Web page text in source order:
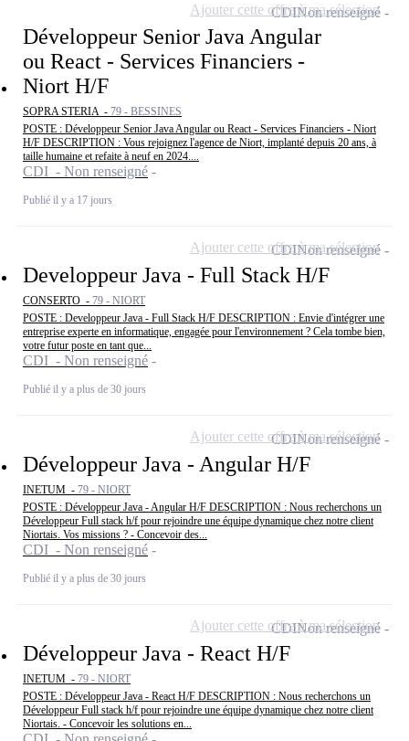
Développeur Senior Java Angular
ou React - Services Financiers -
Niort H/F
SOPRA STERIA - 79 - BESSINES
POSTE : Développeur Senior Java Angular ou React - Services Financiers - Niort
H/F DESCRIPTION : Vous rejoignez l'agence de Niort, implanté depuis 20 ans, à
taille humaine et refaite à neuf en 2024....
CDI - Non renseigné
Publié il y a 17 jours
CDINon renseigné
Ajouter cette offre à ma sélection
Developpeur Java - Full Stack H/F
CONSERTO - 79 - NIORT
POSTE : Developpeur Java - Full Stack H/F DESCRIPTION : Envie d'intégrer une
entreprise experte en informatique, engagée pour l'environnement ? Cela tombe bien,
votre futur poste en tant que...
CDI - Non renseigné
Publié il y a plus de 30 jours
CDINon renseigné
Ajouter cette offre à ma sélection
Développeur Java - Angular H/F
INETUM - 79 - NIORT
POSTE : Développeur Java - Angular H/F DESCRIPTION : Nous recherchons un
Développeur Full stack h/f pour rejoindre une équipe dynamique chez notre client
Niortais. Vos missions ? - Concevoir des...
CDI - Non renseigné
Publié il y a plus de 30 jours
CDINon renseigné
Ajouter cette offre à ma sélection
Développeur Java - React H/F
INETUM - 79 - NIORT
POSTE : Développeur Java - React H/F DESCRIPTION : Nous recherchons un
Développeur Full stack h/f pour rejoindre une équipe dynamique chez notre client
Niortais. - Concevoir les solutions en...
CDINon renseigné
Ajouter cette offre à ma sélection